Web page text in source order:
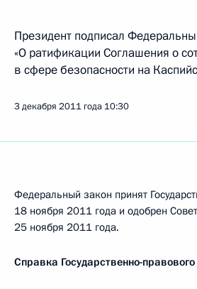
Президент подписал
«О ратификации Соглашения о
в сфере безопасности на
3 декабря 2011 года 10:30
Федеральный закон принят
18 ноября 2011 года и одобрен
25 ноября 2011 года.
Справка Государственно-